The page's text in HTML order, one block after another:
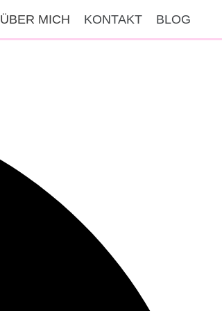
ÜBER MICH KONTAKT BLOG